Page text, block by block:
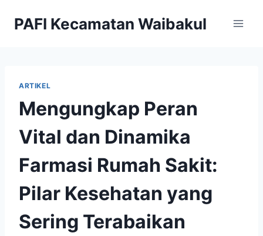
PAFI Kecamatan Waibakul
ARTIKEL
Mengungkap Peran
Vital dan Dinamika
Farmasi Rumah Sakit:
Pilar Kesehatan yang
Sering Terabaikan